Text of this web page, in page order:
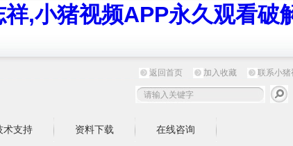
,小猪视频APP永久观看破
返回首页 加入收藏 联系小猪
术支持 资料下载 在线咨询